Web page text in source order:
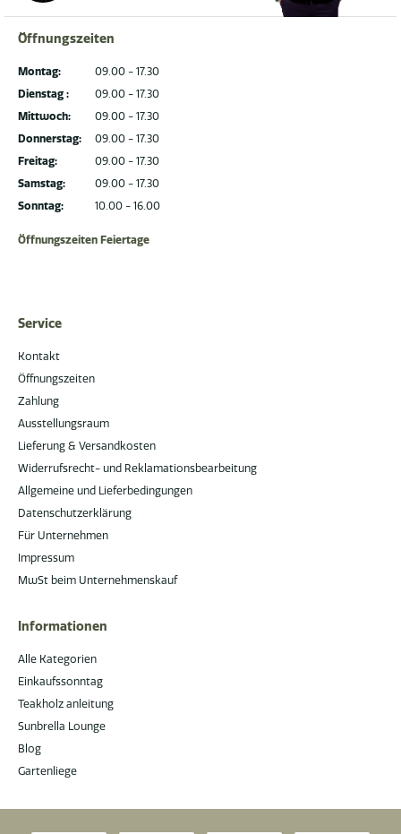
Öffnungszeiten
Montag:
Dienstag :
Mittwoch:
Donnerstag:
Freitag:
Samstag:
Sonntag:
09.00 - 17.30
09.00 - 17.30
09.00 - 17.30
09.00 - 17.30
09.00 - 17.30
09.00 - 17.30
10.00 - 16.00
Öffnungszeiten Feiertage
Service
Kontakt
Öffnungszeiten
Zahlung
Ausstellungsraum
Lieferung & Versandkosten
Widerrufsrecht- und Reklamationsbearbeitung
Allgemeine und Lieferbedingungen
Datenschutzerklärung
Für Unternehmen
Impressum
MwSt beim Unternehmenskauf
Informationen
Alle Kategorien
Einkaufssonntag
Teakholz anleitung
Sunbrella Lounge
Blog
Gartenliege